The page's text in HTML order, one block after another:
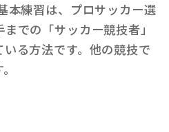
本練習は、プロサッカー選
での「サッカー競技者」
る方法です。他の競技で